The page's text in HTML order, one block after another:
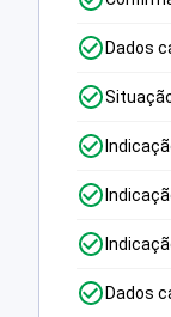
Dados
Dados